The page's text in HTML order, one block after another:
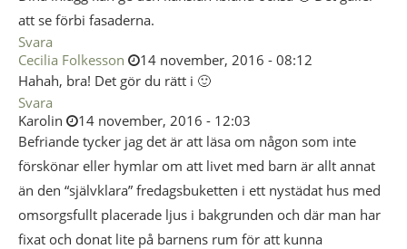
att se förbi fasaderna.
Svara
Cecilia Folkesson
14 november, 2016 - 08:12
Hahah, bra! Det gör du rätt i 🙂
Svara
Karolin
14 november, 2016 - 12:03
Befriande tycker jag det är att läsa om någon som inte
förskönar eller hymlar om att livet med barn är allt annat
än den “självklara” fredagsbuketten i ett nystädat hus med
omsorgsfullt placerade ljus i bakgrunden och där man har
fixat och donat lite på barnens rum för att kunna